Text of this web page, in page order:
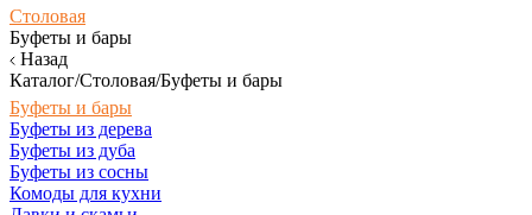
Столовая
Буфеты и бары
Назад
Каталог/Столовая/Буфеты и бары
Буфеты и бары
Буфеты из дерева
Буфеты из дуба
Буфеты из сосны
Комоды для кухни